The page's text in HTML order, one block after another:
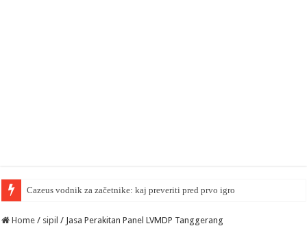
Cazeus vodnik za začetnike: kaj preveriti pred prvo igro
Home / sipil / Jasa Perakitan Panel LVMDP Tanggerang